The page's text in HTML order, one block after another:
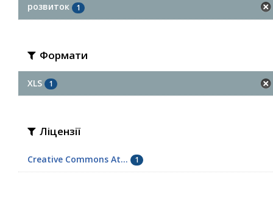
розвиток 1
Формати
XLS 1
Ліцензії
Creative Commons At... 1